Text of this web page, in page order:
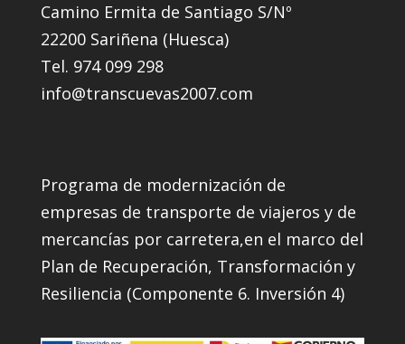
Camino Ermita de Santiago S/Nº
22200 Sariñena (Huesca)
Tel. 974 099 298
info@transcuevas2007.com
Programa de modernización de
empresas de transporte de viajeros y de
mercancías por carretera,en el marco del
Plan de Recuperación, Transformación y
Resiliencia (Componente 6. Inversión 4)